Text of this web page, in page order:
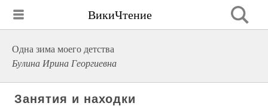
ВикиЧтение
Одна зима моего детства
Булина Ирина Георгиевна
Занятия и находки